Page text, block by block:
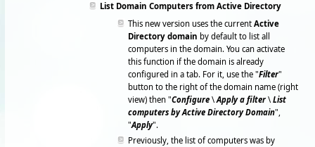
List Domain Computers from Active Directory
This new version uses the current Active
Directory domain by default to list all
computers in the domain. You can activate
this function if the domain is already
configured in a tab. For it, use the "Filter"
button to the right of the domain name (right
view) then "Configure \Apply a filter\ List
computers by Active Directory Domain",
"Apply".
Previously, the list of computers was by